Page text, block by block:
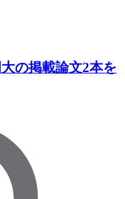
の掲載論文2本を